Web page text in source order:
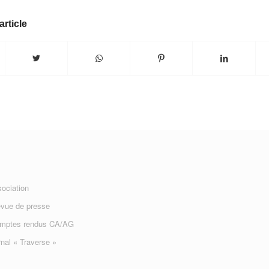
de presse
rendus CA/AG
« Traverse »